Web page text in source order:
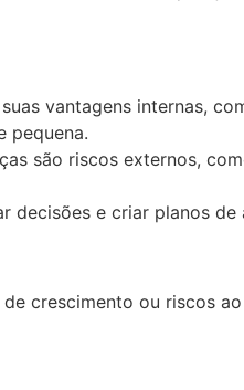
vantagens internas,
pequena.
são riscos externos,
decisões e criar planos de
crescimento ou riscos